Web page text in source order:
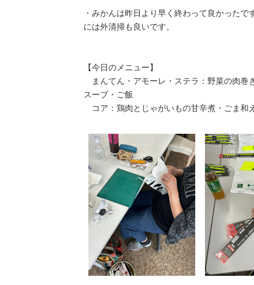
・みかんは昨日より早く終わって良かった
には外清掃も良いです。
【今日のメニュー】
まんてん・アモーレ・ステラ：野菜の肉巻
スープ・ご飯
コア：鶏肉とじゃがいもの甘辛煮・ごま和